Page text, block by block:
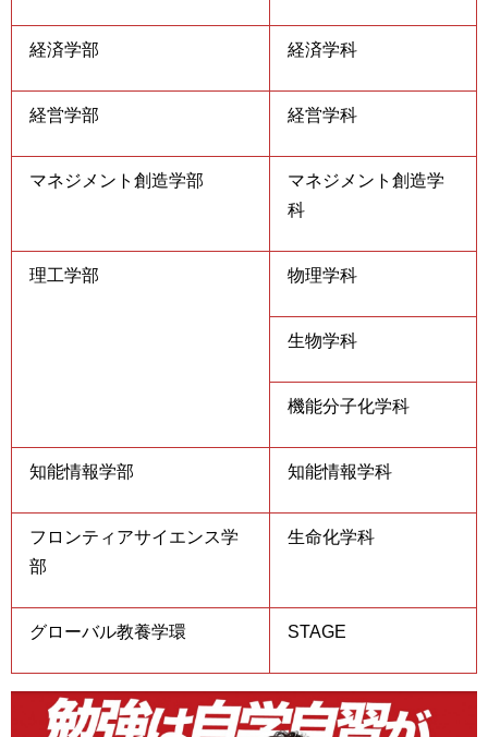
経済学部 経済学科
経営学部 経営学科
マネジメント創造学部
マネジメント創造学
科
理工学部 物理学科
生物学科
機能分子化学科
知能情報学部 知能情報学科
フロンティアサイエンス学
部
生命化学科
グローバル教養学環 STAGE